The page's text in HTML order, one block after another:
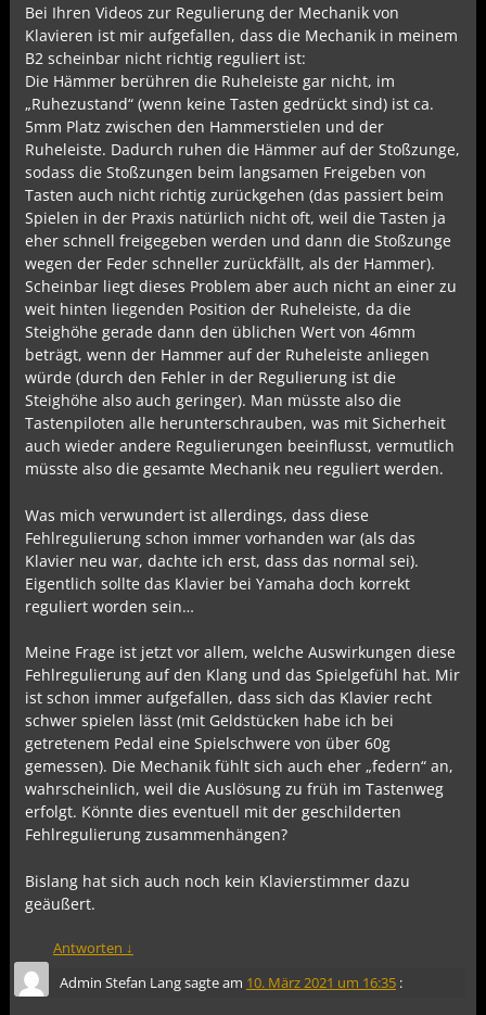
Bei Ihren Videos zur Regulierung der Mechanik von
Klavieren ist mir aufgefallen, dass die Mechanik in meinem
B2 scheinbar nicht richtig reguliert ist:
Die Hämmer berühren die Ruheleiste gar nicht, im
„Ruhezustand“ (wenn keine Tasten gedrückt sind) ist ca.
5mm Platz zwischen den Hammerstielen und der
Ruheleiste. Dadurch ruhen die Hämmer auf der Stoßzunge,
sodass die Stoßzungen beim langsamen Freigeben von
Tasten auch nicht richtig zurückgehen (das passiert beim
Spielen in der Praxis natürlich nicht oft, weil die Tasten ja
eher schnell freigegeben werden und dann die Stoßzunge
wegen der Feder schneller zurückfällt, als der Hammer).
Scheinbar liegt dieses Problem aber auch nicht an einer zu
weit hinten liegenden Position der Ruheleiste, da die
Steighöhe gerade dann den üblichen Wert von 46mm
beträgt, wenn der Hammer auf der Ruheleiste anliegen
würde (durch den Fehler in der Regulierung ist die
Steighöhe also auch geringer). Man müsste also die
Tastenpiloten alle herunterschrauben, was mit Sicherheit
auch wieder andere Regulierungen beeinflusst, vermutlich
müsste also die gesamte Mechanik neu reguliert werden.
Was mich verwundert ist allerdings, dass diese
Fehlregulierung schon immer vorhanden war (als das
Klavier neu war, dachte ich erst, dass das normal sei).
Eigentlich sollte das Klavier bei Yamaha doch korrekt
reguliert worden sein…
Meine Frage ist jetzt vor allem, welche Auswirkungen diese
Fehlregulierung auf den Klang und das Spielgefühl hat. Mir
ist schon immer aufgefallen, dass sich das Klavier recht
schwer spielen lässt (mit Geldstücken habe ich bei
getretenem Pedal eine Spielschwere von über 60g
gemessen). Die Mechanik fühlt sich auch eher „federn“ an,
wahrscheinlich, weil die Auslösung zu früh im Tastenweg
erfolgt. Könnte dies eventuell mit der geschilderten
Fehlregulierung zusammenhängen?
Bislang hat sich auch noch kein Klavierstimmer dazu
geäußert.
Antworten ↓
Admin Stefan Langsagte am 10. März 2021 um 16:35 :